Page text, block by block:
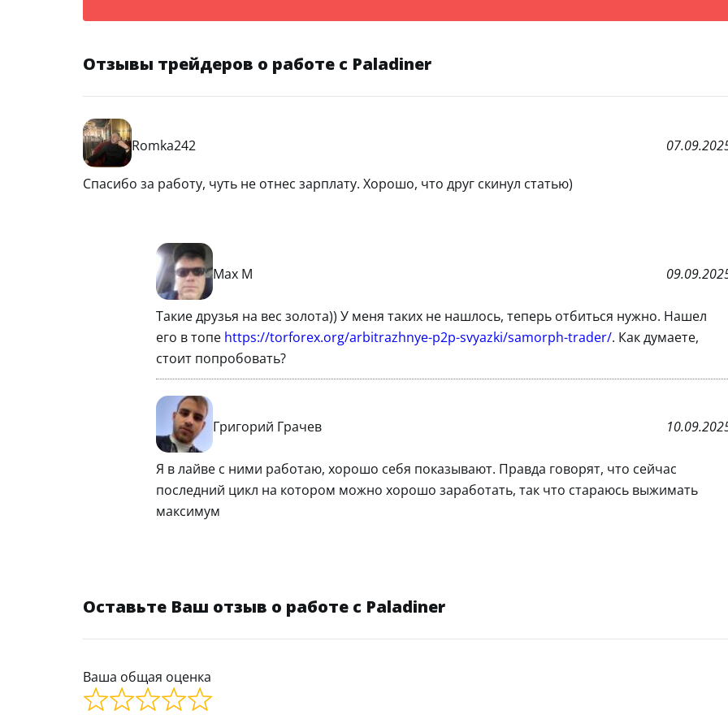
Отзывы трейдеров о работе с Paladiner
Romka242
Спасибо за работу, чуть не отнес зарплату. Хорошо, что друг скинул статью)
Max M
Такие друзья на вес золота)) У меня таких не нашлось, теперь отбиться нужно. Нашел
его в топе https://torforex.org/arbitrazhnye-p2p-svyazki/samorph-trader/. Как думаете,
стоит попробовать?
Григорий Грачев
Я в лайве с ними работаю, хорошо себя показывают. Правда говорят, что сейчас
последний цикл на котором можно хорошо заработать, так что стараюсь выжимать
максимум
Оставьте Ваш отзыв о работе с Paladiner
Ваша общая оценка